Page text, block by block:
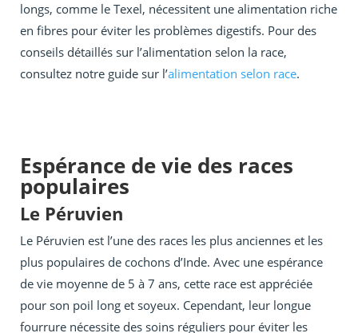
longs, comme le Texel, nécessitent une alimentation riche
en fibres pour éviter les problèmes digestifs. Pour des
conseils détaillés sur l’alimentation selon la race,
consultez notre guide sur l’alimentation selon race.
Espérance de vie des races
populaires
Le Péruvien
Le Péruvien est l’une des races les plus anciennes et les
plus populaires de cochons d’Inde. Avec une espérance
de vie moyenne de 5 à 7 ans, cette race est appréciée
pour son poil long et soyeux. Cependant, leur longue
fourrure nécessite des soins réguliers pour éviter les